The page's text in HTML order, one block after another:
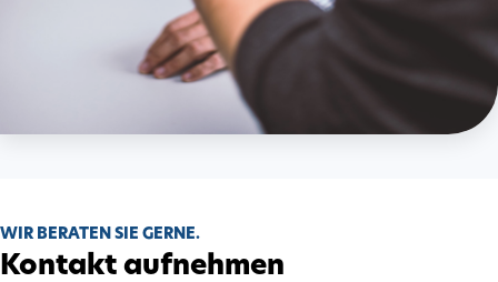
WIR BERATEN SIE GERNE.
Kontakt aufnehmen